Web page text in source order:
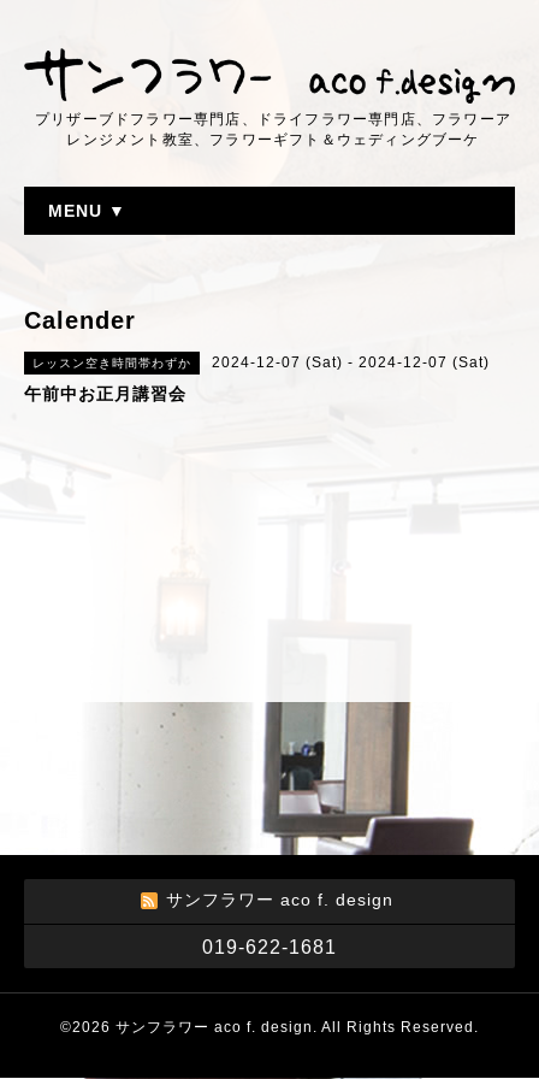
プリザーブドフラワー専門店、ドライフラワー専門店、フラワーア
レンジメント教室、フラワーギフト＆ウェディングブーケ
MENU ▼
Calender
レッスン空き時間帯わずか 2024-12-07 (Sat) - 2024-12-07 (Sat)
午前中お正月講習会
サンフラワー aco f. design
019-622-1681
©2026 サンフラワー aco f. design . All Rights Reserved.